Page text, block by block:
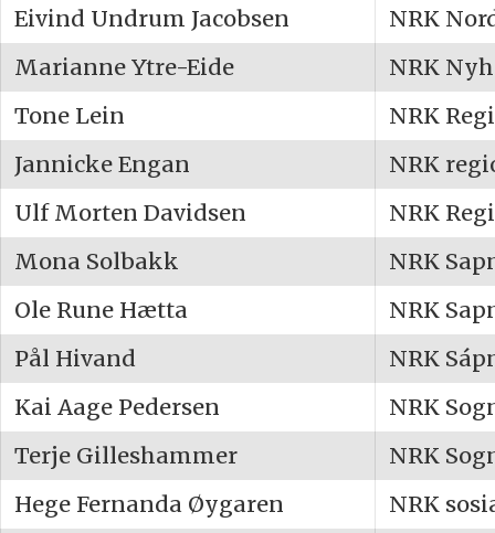
Eivind Undrum Jacobsen
NRK
Marianne Ytre-Eide
NRK
Tone Lein
NRK
Jannicke Engan
NRK
Ulf Morten Davidsen
NRK
Mona Solbakk
NRK
Ole Rune Hætta
NRK
Pål Hivand
NRK
Kai Aage Pedersen
NRK
Terje Gilleshammer
NRK
Hege Fernanda Øygaren
NRK